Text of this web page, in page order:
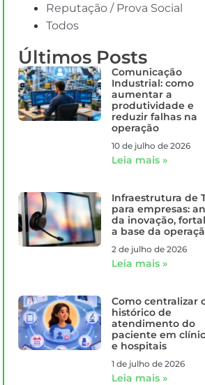
Reputação / Prova Social
Todos
Últimos Posts
Comunicação
Industrial: como
aumentar a
produtividade e
reduzir falhas na
operação
10 de julho de 2026
Leia mais »
Infraestrutura de
para empresas:
da inovação,
a base da
2 de julho de 2026
Leia mais »
Como centralizar
histórico de
atendimento do
paciente em
e hospitais
1 de julho de 2026
Leia mais »